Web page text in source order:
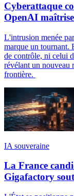
Cyberattaque
OpenAI
L'intrusion menée
marque un tournant.
de contrôle, ni celui
révélant un nouveau
frontière.
IA souveraine
La France
Gigafactory